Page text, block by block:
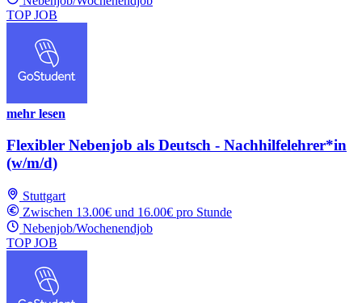
TOP JOB
mehr lesen
Flexibler Nebenjob als Deutsch - Nachhilfelehrer*in
(w/m/d)
Stuttgart
Zwischen 13.00€ und 16.00€ pro Stunde
Nebenjob/Wochenendjob
TOP JOB